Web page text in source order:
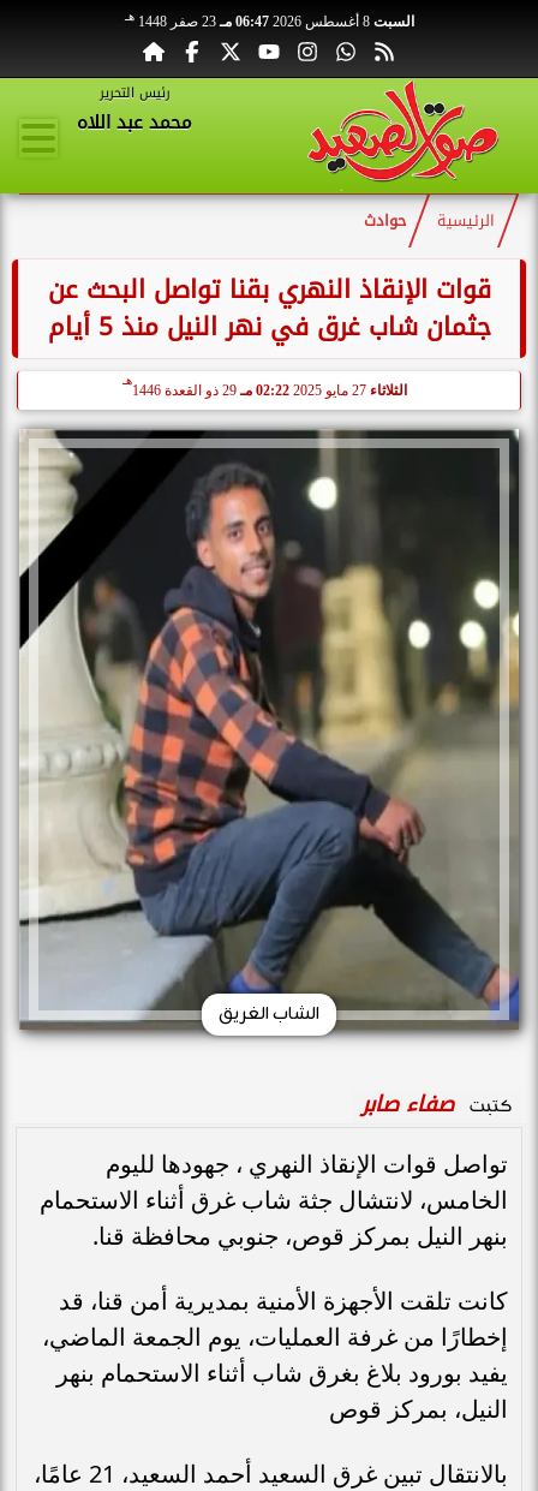
السبت 8 أغسطس 2026 06:47 مـ 23 صفر 1448 هـ
رئيس التحرير
محمد عبد اللاه
الرئيسية حوادث
قوات الإنقاذ النهري بقنا تواصل البحث عن
جثمان شاب غرق في نهر النيل منذ 5 أيام
الثلاثاء 27 مايو 2025 02:22 مـ 29 ذو القعدة 1446
هـ
الشاب الغريق
كتبت صفاء صابر
تواصل قوات الإنقاذ النهري ، جهودها لليوم
الخامس، لانتشال جثة شاب غرق أثناء الاستحمام
بنهر النيل بمركز قوص، جنوبي محافظة قنا.
كانت تلقت الأجهزة الأمنية بمديرية أمن قنا، قد
إخطارًا من غرفة العمليات، يوم الجمعة الماضي،
يفيد بورود بلاغ بغرق شاب أثناء الاستحمام بنهر
النيل، بمركز قوص
بالانتقال تبين غرق السعيد أحمد السعيد، 21 عامًا،